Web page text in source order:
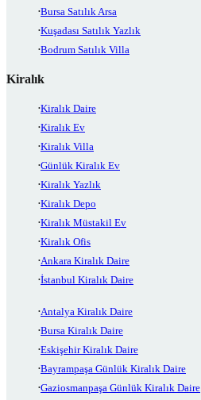
Bursa Satılık Arsa
Kuşadası Satılık Yazlık
Bodrum Satılık Villa
Kiralık
Kiralık Daire
Kiralık Ev
Kiralık Villa
Günlük Kiralık Ev
Kiralık Yazlık
Kiralık Depo
Kiralık Müstakil Ev
Kiralık Ofis
Ankara Kiralık Daire
İstanbul Kiralık Daire
Antalya Kiralık Daire
Bursa Kiralık Daire
Eskişehir Kiralık Daire
Bayrampaşa Günlük Kiralık Daire
Gaziosmanpaşa Günlük Kiralık Daire